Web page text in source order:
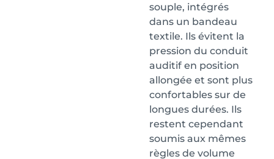
souple, intégrés
dans un bandeau
textile. Ils évitent la
pression du conduit
auditif en position
allongée et sont plus
confortables sur de
longues durées. Ils
restent cependant
soumis aux mêmes
règles de volume